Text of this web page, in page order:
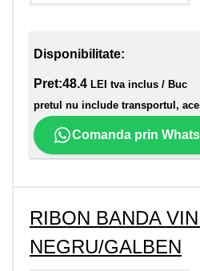
Disponibilitate:
Pret:48.4 LEI tva inclus / Buc
pretul nu include transportul,
Comanda prin
RIBON BANDA
NEGRU/GALBEN